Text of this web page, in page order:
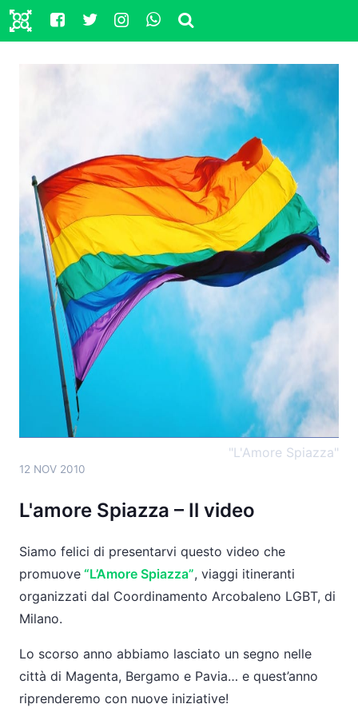
"L'Amore Spiazza"
, viaggi itineranti organizzati dal Coordinamento
Arcobaleno LGBT, di Milano.
Lo scorso anno abbiamo lasciato un segno nelle
città di Magenta, Bergamo e Pavia... e quest'anno
riprenderemo con nuove iniziative!
12 NOV 2010
L'amore Spiazza – Il video
Siamo felici di presentarvi questo video che
promuove “L’Amore Spiazza”, viaggi itineranti
organizzati dal Coordinamento Arcobaleno LGBT, di
Milano.
Lo scorso anno abbiamo lasciato un segno nelle
città di Magenta, Bergamo e Pavia… e quest’anno
riprenderemo con nuove iniziative!